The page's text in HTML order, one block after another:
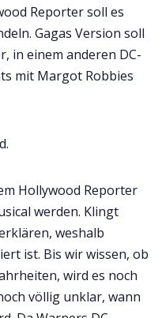
Reporter soll es
Gagas Version soll
in einem anderen DC-
mit Margot Robbies
Hollywood Reporter
werden. Klingt
weshalb
ist. Bis wir wissen, ob
wird es noch
völlig unklar, wann